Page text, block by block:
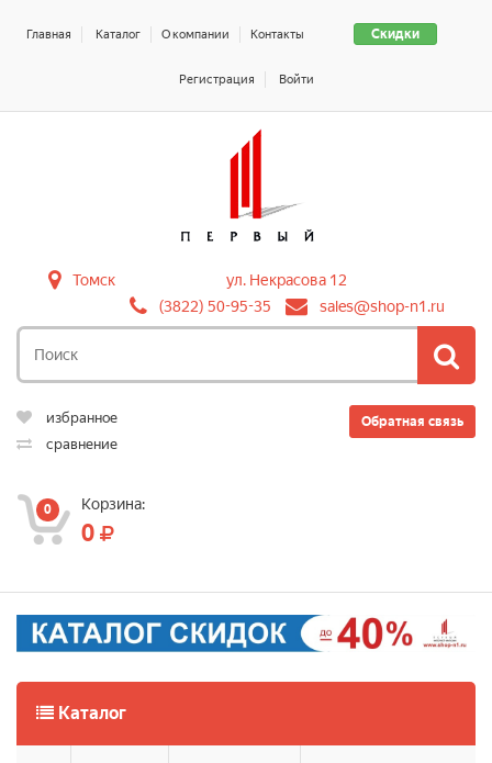
Скидки
Главная Каталог О компании Контакты
Регистрация Войти
Томск
ул. Некрасова 12
(3822) 50-95-35
sales@shop-n1.ru
Обратная связь
избранное
сравнение
0 Корзина:
0
Каталог